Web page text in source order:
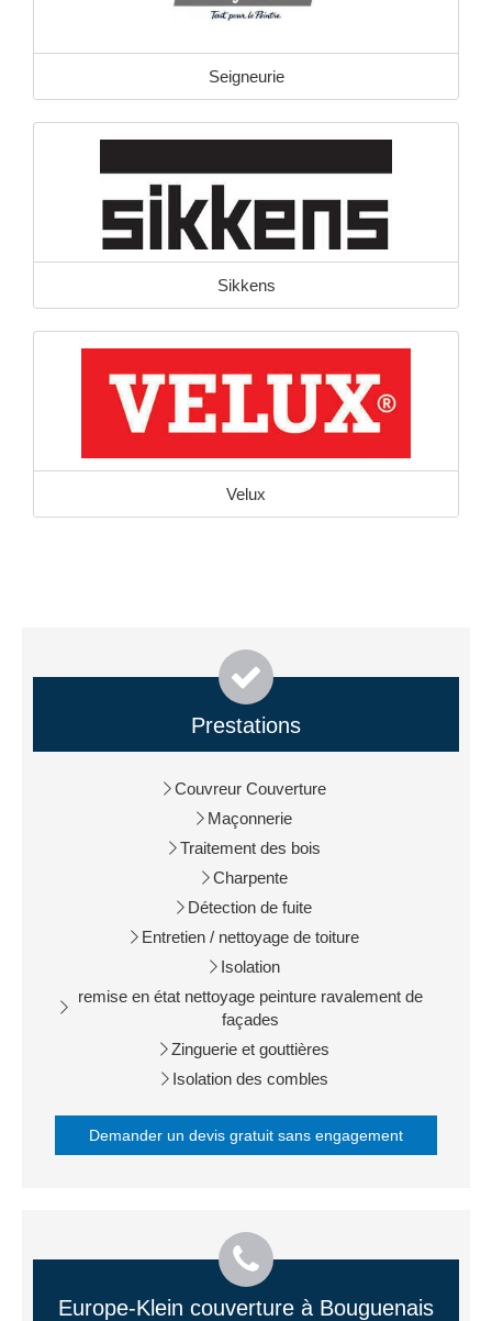
Seigneurie
Sikkens
Velux
Prestations
Couvreur Couverture
Maçonnerie
Traitement des bois
Charpente
Détection de fuite
Entretien / nettoyage de toiture
Isolation
remise en état nettoyage peinture ravalement de
façades
Zinguerie et gouttières
Isolation des combles
Demander un devis gratuit sans engagement
Europe-Klein couverture à Bouguenais